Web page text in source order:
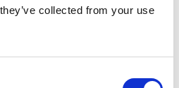
collected from your use